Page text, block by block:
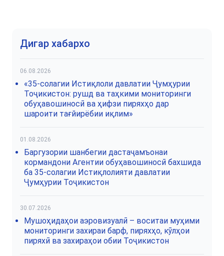
Дигар хабархо
06.08.2026
«35-солагии Истиқлоли давлатии Ҷумҳурии
Тоҷикистон: рушд ва таҳкими мониторинги
обуҳавошиносӣ ва ҳифзи пиряхҳо дар
шароити тағйирёбии иқлим»
01.08.2026
Баргузории шанбегии дастаҷамъонаи
кормандони Агентии обуҳавошиносӣ бахшида
ба 35-солагии Истиқлолияти давлатии
Ҷумҳурии Тоҷикистон
30.07.2026
Мушоҳидаҳои аэровизуалӣ – воситаи муҳими
мониторинги захираи барф, пиряхҳо, кӯлҳои
пиряхӣ ва захираҳои обии Тоҷикистон